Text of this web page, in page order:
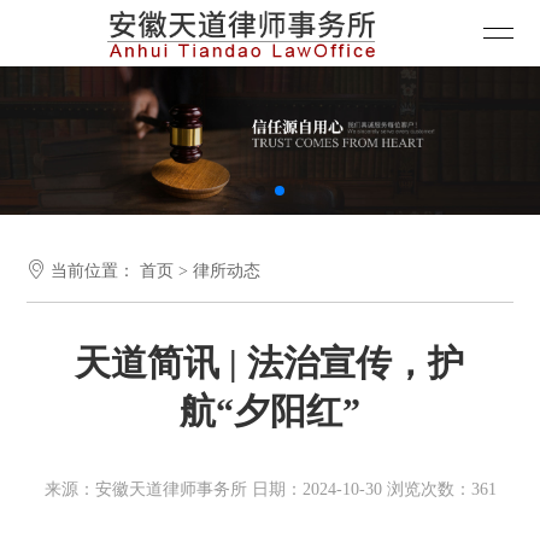
 当前位置：首页 >律所动态
天道简讯 | 法治宣传，护
航“夕阳红”
来源：安徽天道律师事务所 日期：2024-10-30 浏览次数：361